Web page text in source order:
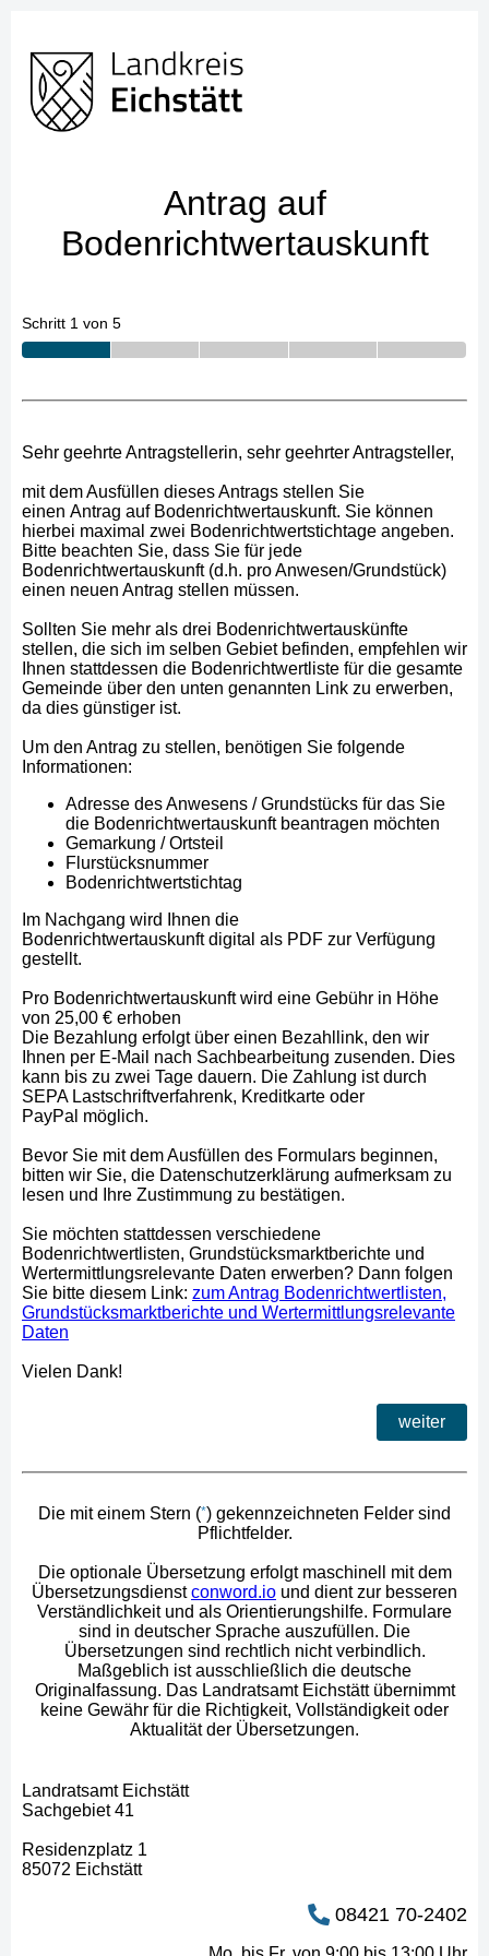
Antrag auf
Bodenrichtwertauskunft
Schritt 1 von 5
Sehr geehrte Antragstellerin, sehr geehrter Antragsteller,
mit dem Ausfüllen dieses Antrags stellen Sie
einen Antrag auf Bodenrichtwertauskunft. Sie können
hierbei maximal zwei Bodenrichtwertstichtage angeben.
Bitte beachten Sie, dass Sie für jede
Bodenrichtwertauskunft (d.h. pro Anwesen/Grundstück)
einen neuen Antrag stellen müssen.
Sollten Sie mehr als drei Bodenrichtwertauskünfte
stellen, die sich im selben Gebiet befinden, empfehlen wir
Ihnen stattdessen die Bodenrichtwertliste für die gesamte
Gemeinde über den unten genannten Link zu erwerben,
da dies günstiger ist.
Um den Antrag zu stellen, benötigen Sie folgende
Informationen:
Adresse des Anwesens / Grundstücks für das Sie
die Bodenrichtwertauskunft beantragen möchten
Gemarkung / Ortsteil
Flurstücksnummer
Bodenrichtwertstichtag
Im Nachgang wird Ihnen die
Bodenrichtwertauskunftdigital als PDF zur Verfügung
gestellt.
Pro Bodenrichtwertauskunft wird eine Gebühr in Höhe
von 25,00 € erhoben
Die Bezahlung erfolgt über einen Bezahllink, den wir
Ihnen per E-Mail nach Sachbearbeitung zusenden. Dies
kann bis zu zwei Tage dauern. Die Zahlung ist durch
SEPA Lastschriftverfahrenk, Kreditkarte oder
PayPal möglich.
Bevor Sie mit dem Ausfüllen des Formulars beginnen,
bitten wir Sie, die Datenschutzerklärung aufmerksam zu
lesen und Ihre Zustimmung zu bestätigen.
Sie möchten stattdessen verschiedene
Bodenrichtwertlisten, Grundstücksmarktberichte und
Wertermittlungsrelevante Daten erwerben? Dann folgen
Sie bitte diesem Link: zum Antrag Bodenrichtwertlisten,
Grundstücksmarktberichte und Wertermittlungsrelevante
Daten
Vielen Dank!
weiter
Die mit einem Stern (*) gekennzeichneten Felder sind
Pflichtfelder.
Die optionale Übersetzung erfolgt maschinell mit dem
Übersetzungsdienstconword.io und dient zur besseren
Verständlichkeit und als Orientierungshilfe. Formulare
sind in deutscher Sprache auszufüllen. Die
Übersetzungen sind rechtlich nicht verbindlich.
Maßgeblich ist ausschließlich die deutsche
Originalfassung. Das Landratsamt Eichstätt übernimmt
keine Gewähr für die Richtigkeit, Vollständigkeit oder
Aktualität der Übersetzungen.
Landratsamt Eichstätt
Sachgebiet 41
Residenzplatz 1
85072 Eichstätt
08421 70-2402